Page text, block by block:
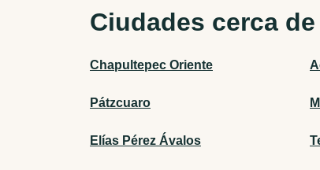
Ciudades cerca
Chapultepec Oriente
Pátzcuaro
Elías Pérez Ávalos